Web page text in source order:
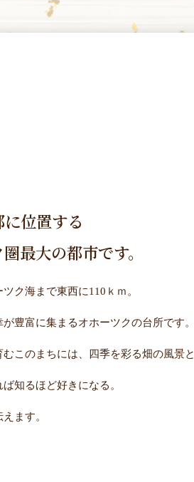
位置する
最大の都市です。
ク海まで東西に110ｋｍ。
豊富に集まるオホーツクの台所です。
このまちには、四季を彩る畑の風景と
知るほど好きになる。
ます。